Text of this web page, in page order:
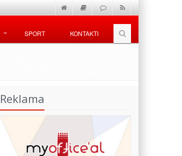
SPORT KONTAKTI
Reklama